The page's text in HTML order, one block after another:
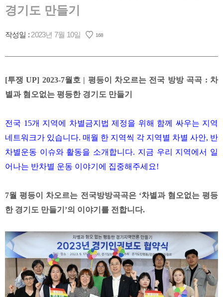
경기도 만들기
작성일 : 2023년 7월 10일 168
[투쟁 UP] 2023-7월호 | 평등이 차오르는 전국 방방 곡곡 : 차
별과 혐오없는 평등한 경기도 만들기
전국 15개 지역에 차별금지법 제정을 위해 함께 싸우는 지역
네트워크가 있습니다. 매월 한 지역씩 각 지역별 차별 사안, 반
차별운동 이슈와 활동을 소개합니다. 지금 우리 지역에서 일
어나는 반차별 운동 이야기에 집중해주세요!
7월 평등이 차오르는 전국방방곡곡은 ‘차별과 혐오없는 평등
한 경기도 만들기’의 이야기를 전합니다.